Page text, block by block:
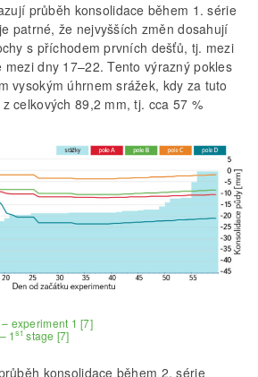
průběh konsolidace během 1. série
patrné, že nejvyšších změn dosahují
s příchodem prvních dešťů, tj. mezi
dny 17–22. Tento výrazný pokles
vysokým úhrnem srážek, kdy za tuto
celkových 89,2 mm, tj. cca 57 %
experiment 1 [7]
1ststage [7]
konsolidace během 2. série